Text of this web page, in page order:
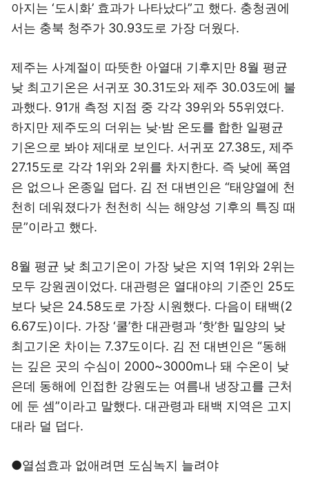
아지는 ‘도시화’ 효과가 나타났다”고 했다. 충청권에
서는 충북 청주가 30.93도로 가장 더웠다.
제주는 사계절이 따뜻한 아열대 기후지만 8월 평균
낮 최고기온은 서귀포 30.31도와 제주 30.03도에 불
과했다. 91개 측정 지점 중 각각 39위와 55위였다.
하지만 제주도의 더위는 낮·밤 온도를 합한 일평균
기온으로 봐야 제대로 보인다. 서귀포 27.38도, 제주
27.15도로 각각 1위와 2위를 차지한다. 즉 낮에 폭염
은 없으나 온종일 덥다. 김 전 대변인은 “태양열에 천
천히 데워졌다가 천천히 식는 해양성 기후의 특징 때
문”이라고 했다.
8월 평균 낮 최고기온이 가장 낮은 지역 1위와 2위는
모두 강원권이었다. 대관령은 열대야의 기준인 25도
보다 낮은 24.58도로 가장 시원했다. 다음이 태백(2
6.67도)이다. 가장 ‘쿨’한 대관령과 ‘핫’한 밀양의 낮
최고기온 차이는 7.37도이다. 김 전 대변인은 “동해
는 깊은 곳의 수심이 2000~3000m나 돼 수온이 낮
은데 동해에 인접한 강원도는 여름내 냉장고를 근처
에 둔 셈”이라고 말했다. 대관령과 태백 지역은 고지
대라 덜 덥다.
●열섬효과 없애려면 도심녹지 늘려야